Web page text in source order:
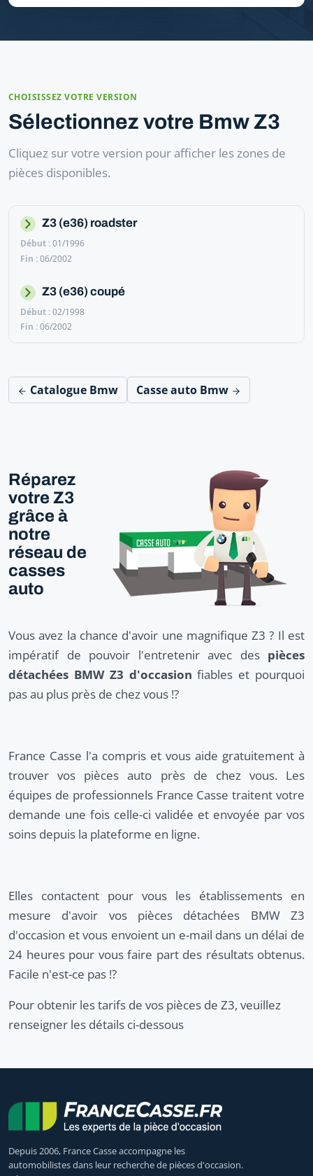
CHOISISSEZ VOTRE VERSION
Sélectionnez votre Bmw Z3
Cliquez sur votre version pour afficher les zones de
pièces disponibles.
Z3 (e36) roadster
01/1996
06/2002
Z3 (e36) coupé
02/1998
06/2002
Catalogue Bmw Casse auto Bmw
Réparez
votre Z3
grâce à
notre
réseau de
casses
auto
Vous avez la chance d'avoir une magnifique Z3 ? Il est
impératif de pouvoir l'entretenir avec des pièces
détachées BMW Z3 d'occasion fiables et pourquoi
pas au plus près de chez vous !?
France Casse l'a compris et vous aide gratuitement à
trouver vos pièces auto près de chez vous. Les
équipes de professionnels France Casse traitent votre
demande une fois celle-ci validée et envoyée par vos
soins depuis la plateforme en ligne.
Elles contactent pour vous les établissements en
mesure d'avoir vos pièces détachées BMW Z3
d'occasion et vous envoient un e-mail dans un délai de
24 heures pour vous faire part des résultats obtenus.
Facile n'est-ce pas !?
Pour obtenir les tarifs de vos pièces de Z3, veuillez
renseigner les détails ci-dessous
Depuis 2006, France Casse accompagne les
automobilistes dans leur recherche de pièces d'occasion.